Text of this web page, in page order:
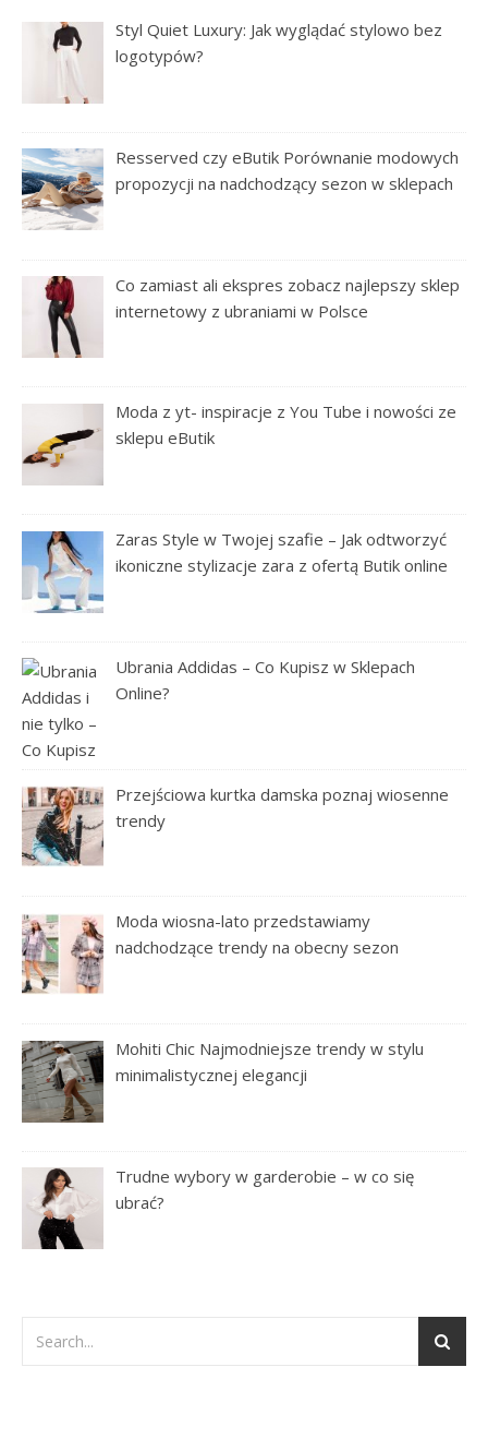
Styl Quiet Luxury: Jak wyglądać stylowo bez
logotypów?
Resserved czy eButik Porównanie modowych
propozycji na nadchodzący sezon w sklepach
Co zamiast ali ekspres zobacz najlepszy sklep
internetowy z ubraniami w Polsce
Moda z yt- inspiracje z You Tube i nowości ze
sklepu eButik
Zaras Style w Twojej szafie – Jak odtworzyć
ikoniczne stylizacje zara z ofertą Butik online
Ubrania Addidas – Co Kupisz w Sklepach
Online?
Przejściowa kurtka damska poznaj wiosenne
trendy
Moda wiosna-lato przedstawiamy
nadchodzące trendy na obecny sezon
Mohiti Chic Najmodniejsze trendy w stylu
minimalistycznej elegancji
Trudne wybory w garderobie – w co się
ubrać?